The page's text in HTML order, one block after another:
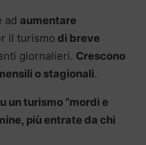
ad aumentare
il turismo di breve
giornalieri. Crescono
o stagionali.
un turismo “mordi e
più entrate da chi